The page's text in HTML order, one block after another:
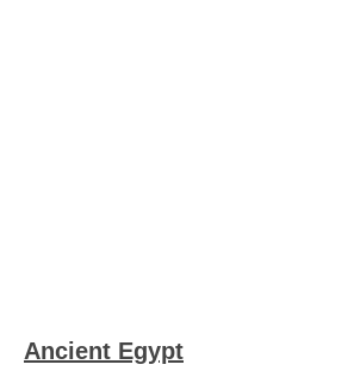
Ancient Egypt